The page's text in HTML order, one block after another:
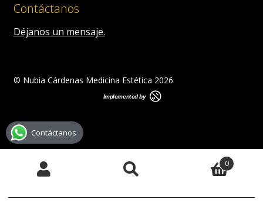
Contáctanos
Déjanos un mensaje.
0
© Nubia Cárdenas Medicina Estética 2026
Contáctanos